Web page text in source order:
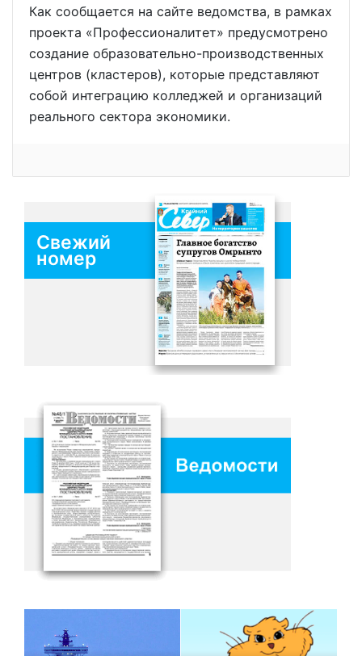
Как сообщается на сайте ведомства, в рамках
проекта «Профессионалитет» предусмотрено
создание образовательно-производственных
центров (кластеров), которые представляют
собой интеграцию колледжей и организаций
реального сектора экономики.
Свежий
номер